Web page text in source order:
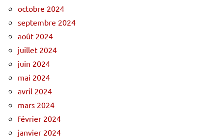
octobre 2024
septembre 2024
août 2024
juillet 2024
juin 2024
mai 2024
avril 2024
mars 2024
février 2024
janvier 2024